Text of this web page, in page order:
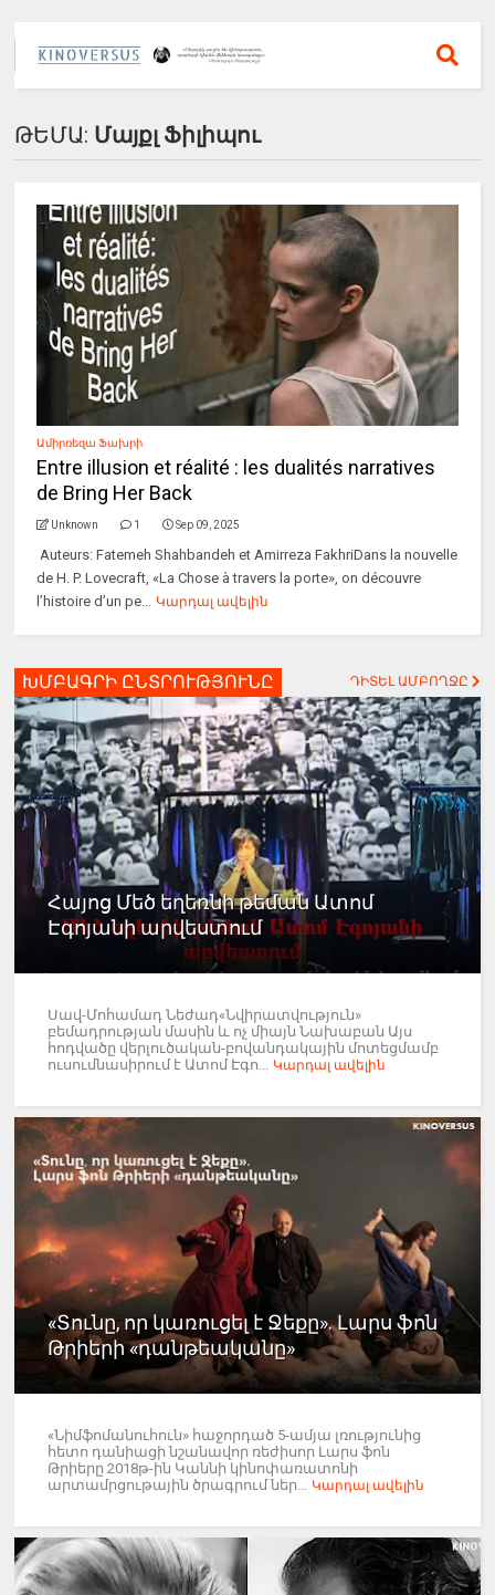
ԹԵՄԱ: Մայքլ Ֆիլիպու
Ամիրռեզա Ֆախրի
Entre illusion et réalité : les dualités narratives
de Bring Her Back
Unknown 1 Sep 09, 2025
Auteurs: Fatemeh Shahbandeh et Amirreza FakhriDans la nouvelle
de H. P. Lovecraft, «La Chose à travers la porte», on découvre
l’histoire d’un pe... Կարդալ ավելին
ԽՄԲԱԳՐԻ ԸՆՏՐՈՒԹՅՈՒՆԸ ԴԻՏԵԼ ԱՄԲՈՂՋԸ
Հայոց Մեծ եղեռնի թեման Ատոմ
Էգոյանի արվեստում
Սավ-Մոհամադ Նեժադ«Նվիրատվություն»
բեմադրության մասին և ոչ միայն Նախաբան Այս
հոդվածը վերլուծական-բովանդակային մոտեցմամբ
ուսումնասիրում է Ատոմ Էգո... Կարդալ ավելին
«Տունը, որ կառուցել է Ջեքը». Լարս ֆոն
Թրիերի «դանթեականը»
«Նիմֆոմանուհուն» հաջորդած 5-ամյա լռությունից
հետո դանիացի նշանավոր ռեժիսոր Լարս ֆոն
Թրիերը 2018թ-ին Կաննի կինոփառատոնի
արտամրցութային ծրագրում ներ... Կարդալ ավելին